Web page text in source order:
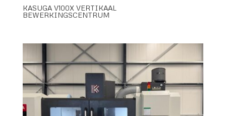
KASUGA V100X VERTIKAAL
BEWERKINGSCENTRUM